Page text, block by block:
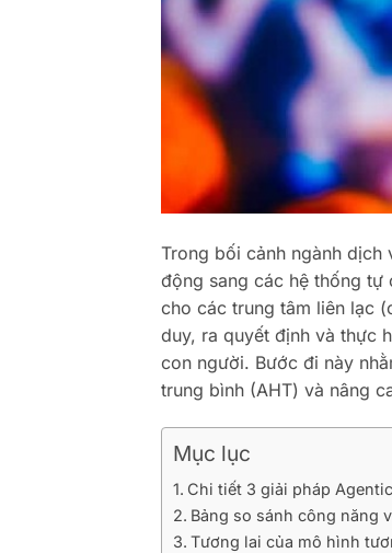
Trong bối cảnh ngành dịch
động sang các hệ thống tự
cho các trung tâm liên lạc
duy, ra quyết định và thực
con người. Bước đi này
trung bình (AHT) và nâng
Mục lục
Chi tiết 3 giải pháp
Bảng so sánh công năng
Tương lai của mô hình